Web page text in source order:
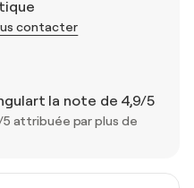
contacter
la note de 4,9/5
attribuée par plus de